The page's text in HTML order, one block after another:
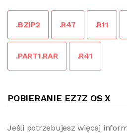
.BZIP2 .R47 .R11
.PART1.RAR .R41
POBIERANIE EZ7Z OS X
Jeśli potrzebujesz więcej